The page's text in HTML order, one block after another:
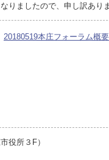
りましたので、申し訳あり
20180519本庄フォーラム概
役所３F）